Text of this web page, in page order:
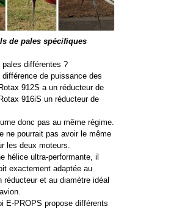
de pales spécifiques
pales différentes ?
différence de puissance des
912S a un réducteur de
916iS un réducteur de
donc pas au même régime.
ne pourrait pas avoir le même
les deux moteurs.
hélice ultra-performante, il
exactement adaptée au
réducteur et au diamètre idéal
E-PROPS propose différents